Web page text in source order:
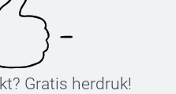
Gratis herdruk!